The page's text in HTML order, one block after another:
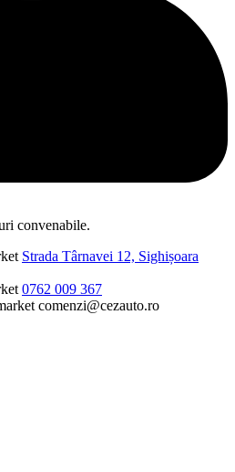
convenabile.
Strada Târnavei 12, Sighișoara
0762 009 367
comenzi@cezauto.ro